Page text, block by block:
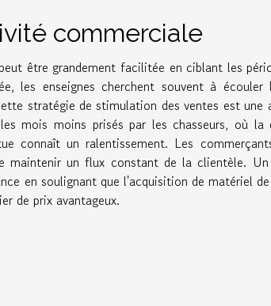
commerciale
être grandement facilitée en ciblant les
les enseignes cherchent souvent à écouler
stratégie de stimulation des ventes est une
mois moins prisés par les chasseurs, où la
connaît un ralentissement. Les
maintenir un flux constant de la clientèle.
en soulignant que l'acquisition de matériel
de prix avantageux.